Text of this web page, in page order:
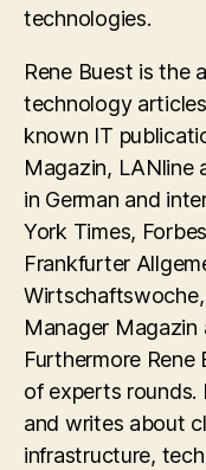
technologies.
Rene Buest is the
technology
known IT
Magazin, LANline
in German and
York Times,
Frankfurter
Manager Magazin
Furthermore
of experts rounds.
and writes about
infrastructure,